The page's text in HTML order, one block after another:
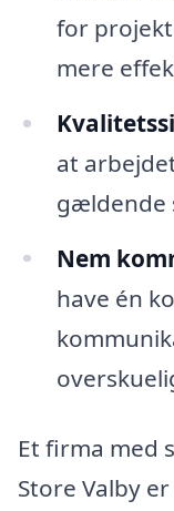
for
mere
at
gældende
Nem
have én
Et firma med
Store Valby